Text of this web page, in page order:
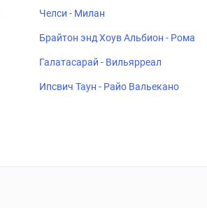
Челси - Милан
Брайтон энд Хоув Альбион - Рома
Галатасарай - Вильярреал
Ипсвич Таун - Райо Вальекано